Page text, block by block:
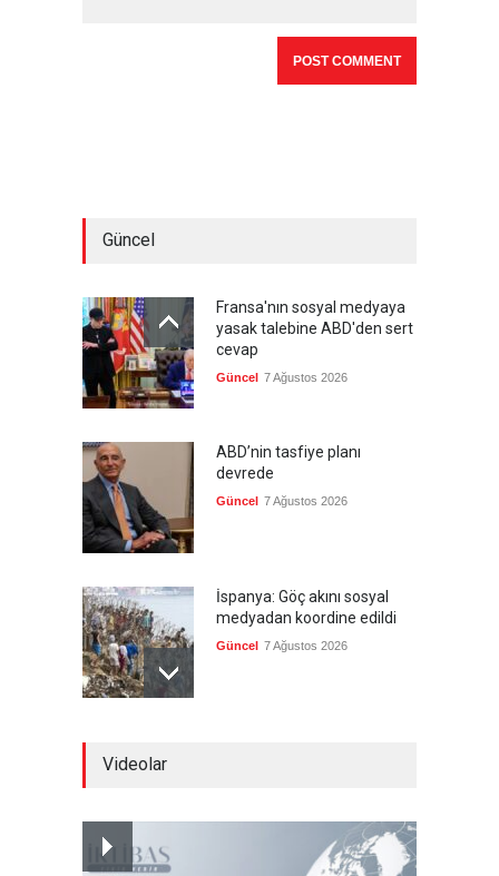
Güncel
Fransa'nın sosyal medyaya
yasak talebine ABD'den sert
cevap
Güncel 7 Ağustos 2026
ABD’nin tasfiye planı
devrede
Güncel 7 Ağustos 2026
İspanya: Göç akını sosyal
medyadan koordine edildi
Güncel 7 Ağustos 2026
Videolar